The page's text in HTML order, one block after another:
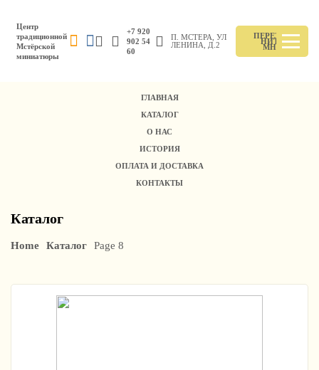
Центр
традиционной
Мстёрской
миниатюры
+7 920
902 54
60
П. МСТЕРА, УЛ
ЛЕНИНА, Д.2
ПЕРЕЗВО
НИТЕ
МНЕ
ГЛАВНАЯ
КАТАЛОГ
О НАС
ИСТОРИЯ
ОПЛАТА И ДОСТАВКА
КОНТАКТЫ
Каталог
Home Каталог Page 8